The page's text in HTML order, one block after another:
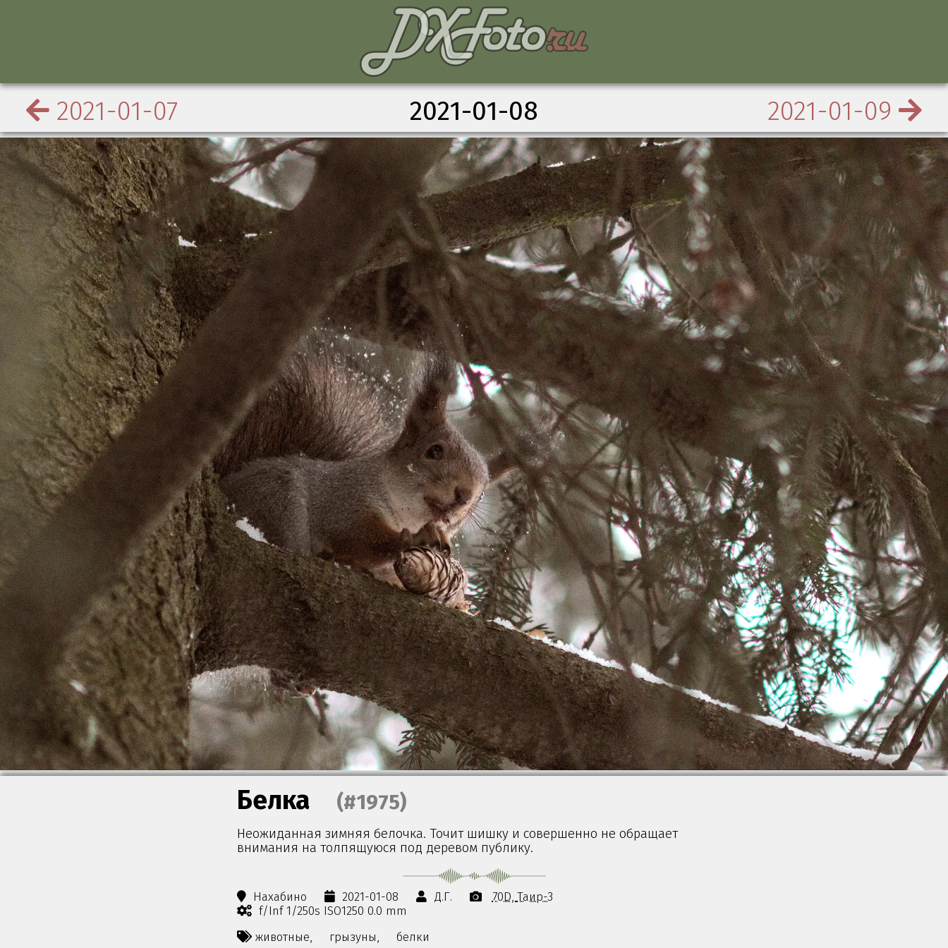
2021-01-07 2021-01-08 2021-01-09
Белка (#1975)
Неожиданная зимняя белочка. Точит шишку и совершенно не обращает
внимания на толпящуюся под деревом публику.
Нахабино 2021-01-08 Д.Г. 70D Таир-3
f/Inf 1/250s ISO1250 0.0 mm
животные,
грызуны, белки